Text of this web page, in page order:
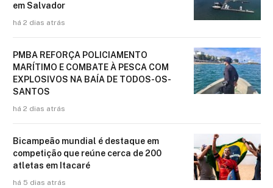
em Salvador
há 2 dias atrás
PMBA REFORÇA POLICIAMENTO
MARÍTIMO E COMBATE À PESCA COM
EXPLOSIVOS NA BAÍA DE TODOS-OS-
SANTOS
há 2 dias atrás
Bicampeão mundial é destaque em
competição que reúne cerca de 200
atletas em Itacaré
há 5 dias atrás